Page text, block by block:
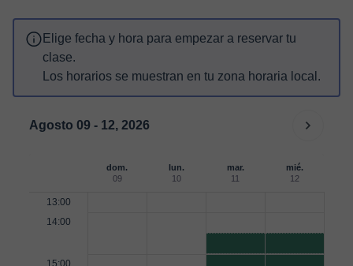
Elige fecha y hora para empezar a reservar tu
clase.
Los horarios se muestran en tu zona horaria local.
Agosto 09 - 12, 2026
dom.
09
lun.
10
mar.
11
mié.
12
13:00
14:00
15:00